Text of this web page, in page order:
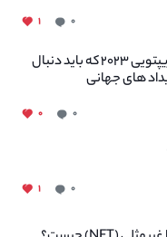
۰ ۱
مهم ترین رویداد های کریپتویی ۲۰۲۳ که باید دنبال
های جهانی
۰ ۰
۰ ۱